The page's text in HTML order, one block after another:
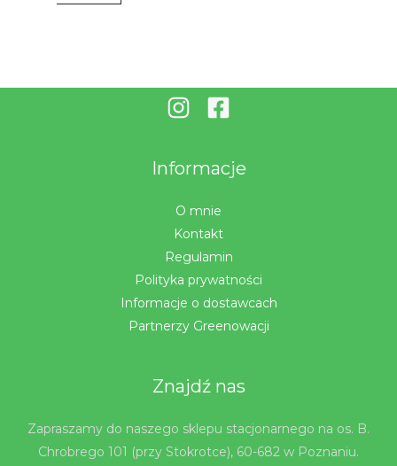
Informacje
O mnie
Kontakt
Regulamin
Polityka prywatności
Informacje o dostawcach
Partnerzy Greenowacji
Znajdź nas
Zapraszamy do naszego sklepu stacjonarnego na os. B.
Chrobrego 101 (przy Stokrotce), 60-682 w Poznaniu.